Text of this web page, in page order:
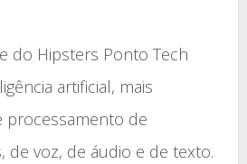
do Hipsters Ponto Tech
artificial, mais
processamento de
de voz, de áudio e de texto.